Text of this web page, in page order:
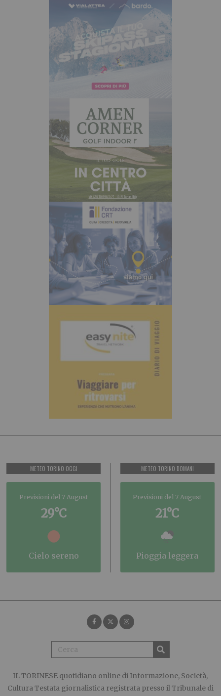
METEO TORINO OGGI
Previsioni del 7 August
29°C
cielo sereno
METEO TORINO DOMANI
Previsioni del 7 August
21°C
pioggia leggera
IL TORINESE quotidiano online di Informazione, Società,
Cultura Testata giornalistica registrata presso il Tribunale di